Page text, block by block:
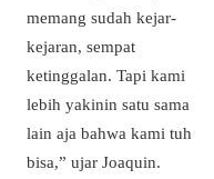
memang sudah kejar-
kejaran, sempat
ketinggalan. Tapi kami
lebih yakinin satu sama
lain aja bahwa kami tuh
bisa,” ujar Joaquin.